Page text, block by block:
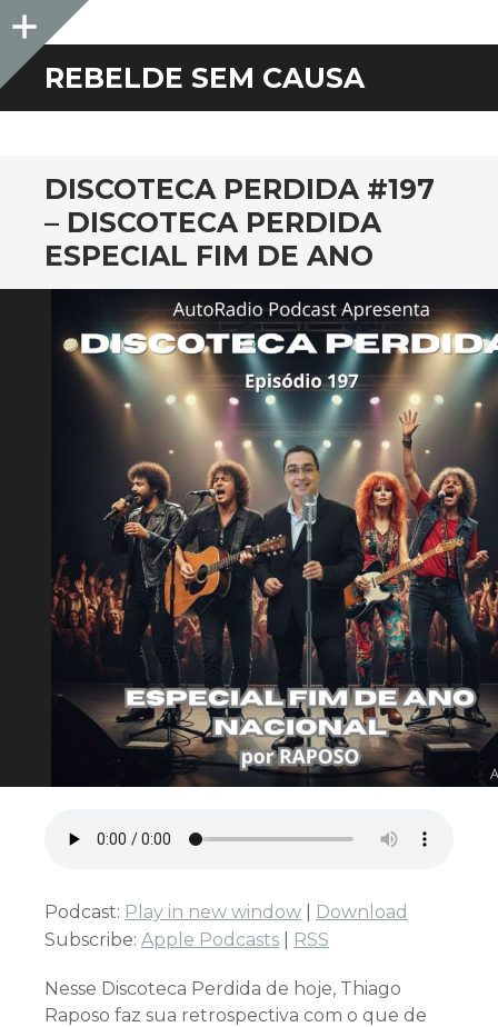
Sidebar
REBELDE SEM CAUSA
DISCOTECA PERDIDA #197
– DISCOTECA PERDIDA
ESPECIAL FIM DE ANO
Podcast: Play in new window
Download
Subscribe: Apple Podcasts RSS
Nesse Discoteca Perdida de hoje, Thiago
Raposo faz sua retrospectiva com o que de